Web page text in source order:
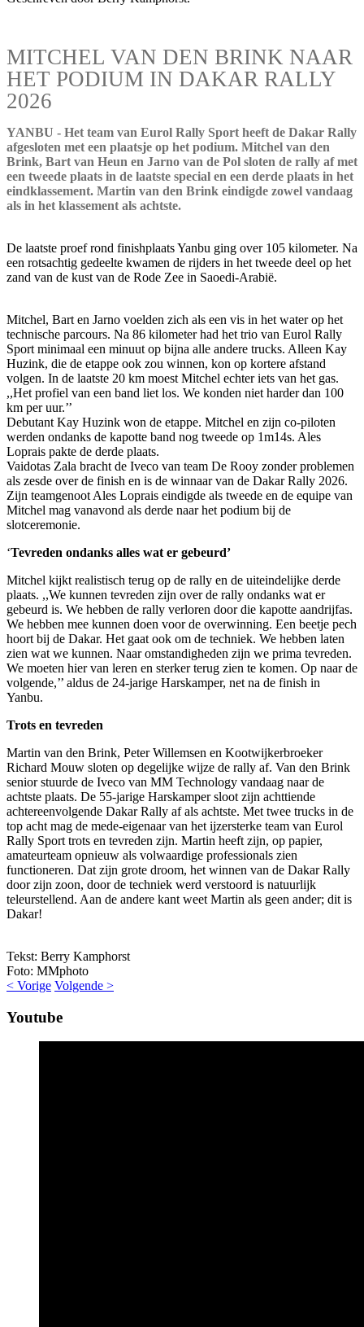
MITCHEL VAN DEN BRINK NAAR
HET PODIUM IN DAKAR RALLY
2026
YANBU - Het team van Eurol Rally Sport heeft de Dakar Rally
afgesloten met een plaatsje op het podium. Mitchel van den
Brink, Bart van Heun en Jarno van de Pol sloten de rally af met
een tweede plaats in de laatste special en een derde plaats in het
eindklassement. Martin van den Brink eindigde zowel vandaag
als in het klassement als achtste.
De laatste proef rond finishplaats Yanbu ging over 105 kilometer. Na
een rotsachtig gedeelte kwamen de rijders in het tweede deel op het
zand van de kust van de Rode Zee in Saoedi-Arabië.
Mitchel, Bart en Jarno voelden zich als een vis in het water op het
technische parcours. Na 86 kilometer had het trio van Eurol Rally
Sport minimaal een minuut op bijna alle andere trucks. Alleen Kay
Huzink, die de etappe ook zou winnen, kon op kortere afstand
volgen. In de laatste 20 km moest Mitchel echter iets van het gas.
,,Het profiel van een band liet los. We konden niet harder dan 100
km per uur.’’
Debutant Kay Huzink won de etappe. Mitchel en zijn co-piloten
werden ondanks de kapotte band nog tweede op 1m14s. Ales
Loprais pakte de derde plaats.
Vaidotas Zala bracht de Iveco van team De Rooy zonder problemen
als zesde over de finish en is de winnaar van de Dakar Rally 2026.
Zijn teamgenoot Ales Loprais eindigde als tweede en de equipe van
Mitchel mag vanavond als derde naar het podium bij de
slotceremonie.
‘Tevreden ondanks alles wat er gebeurd’
Mitchel kijkt realistisch terug op de rally en de uiteindelijke derde
plaats. ,,We kunnen tevreden zijn over de rally ondanks wat er
gebeurd is. We hebben de rally verloren door die kapotte aandrijfas.
We hebben mee kunnen doen voor de overwinning. Een beetje pech
hoort bij de Dakar. Het gaat ook om de techniek. We hebben laten
zien wat we kunnen. Naar omstandigheden zijn we prima tevreden.
We moeten hier van leren en sterker terug zien te komen. Op naar de
volgende,’’ aldus de 24-jarige Harskamper, net na de finish in
Yanbu.
Trots en tevreden
Martin van den Brink, Peter Willemsen en Kootwijkerbroeker
Richard Mouw sloten op degelijke wijze de rally af. Van den Brink
senior stuurde de Iveco van MM Technology vandaag naar de
achtste plaats. De 55-jarige Harskamper sloot zijn achttiende
achtereenvolgende Dakar Rally af als achtste. Met twee trucks in de
top acht mag de mede-eigenaar van het ijzersterke team van Eurol
Rally Sport trots en tevreden zijn. Martin heeft zijn, op papier,
amateurteam opnieuw als volwaardige professionals zien
functioneren. Dat zijn grote droom, het winnen van de Dakar Rally
door zijn zoon, door de techniek werd verstoord is natuurlijk
teleurstellend. Aan de andere kant weet Martin als geen ander; dit is
Dakar!
Tekst: Berry Kamphorst
Foto: MMphoto
< Vorige Volgende >
Youtube